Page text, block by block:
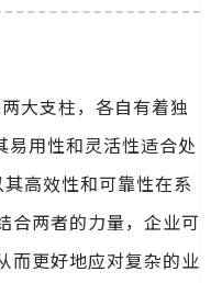
大支柱，各自有着独
易用性和灵活性适合处
高效性和可靠性在系
合两者的力量，企业可
而更好地应对复杂的业